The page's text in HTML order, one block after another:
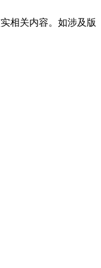
相关内容。如涉及版